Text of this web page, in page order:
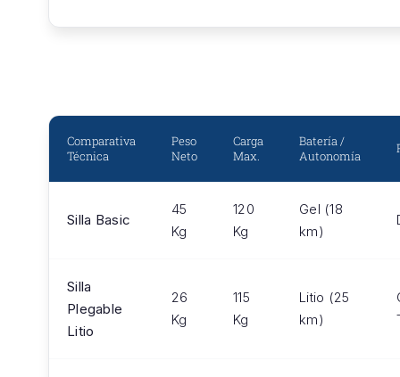
Comparativa
Técnica
Peso
Neto
Carga
Max.
Batería /
Autonomía
Silla Basic
45
Kg
120
Kg
Gel (18
km)
Silla
Plegable
Litio
26
Kg
115
Kg
Litio (25
km)